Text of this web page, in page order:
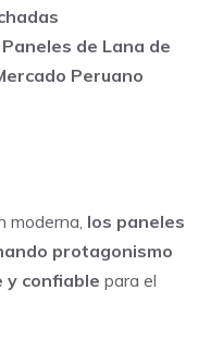
de Lana de
Peruano
moderna, los paneles
protagonismo
y confiable para el